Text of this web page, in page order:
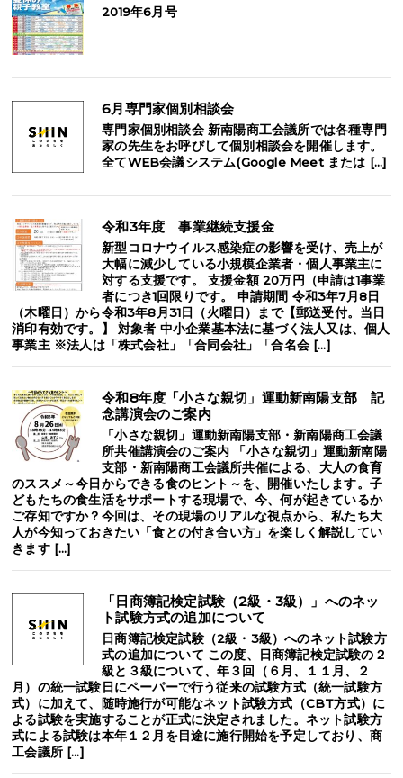
2019年6月号
6月専門家個別相談会
専門家個別相談会 新南陽商工会議所では各種専門
家の先生をお呼びして個別相談会を開催します。
全てWEB会議システム(Google Meet または […]
令和3年度 事業継続支援金
新型コロナウイルス感染症の影響を受け、売上が
大幅に減少している小規模企業者・個人事業主に
対する支援です。 支援金額 20万円（申請は1事業
者につき1回限りです。 申請期間 令和3年7月8日
（木曜日）から令和3年8月31日（火曜日）まで【郵送受付。当日
消印有効です。】 対象者 中小企業基本法に基づく法人又は、個人
事業主 ※法人は「株式会社」「合同会社」「合名会 […]
令和8年度「小さな親切」運動新南陽支部 記
念講演会のご案内
「小さな親切」運動新南陽支部・新南陽商工会議
所共催講演会のご案内 「小さな親切」運動新南陽
支部・新南陽商工会議所共催による、大人の食育
のススメ～今日からできる食のヒント～を、開催いたします。子
どもたちの食生活をサポートする現場で、今、何が起きているか
ご存知ですか？今回は、その現場のリアルな視点から、私たち大
人が今知っておきたい「食との付き合い方」を楽しく解説してい
きます […]
「日商簿記検定試験（2級・3級）」へのネッ
ト試験方式の追加について
日商簿記検定試験（2級・3級）へのネット試験方
式の追加について この度、日商簿記検定試験の２
級と３級について、年３回（６月、１１月、２
月）の統一試験日にペーパーで行う従来の試験方式（統一試験方
式）に加えて、随時施行が可能なネット試験方式（CBT方式）に
よる試験を実施することが正式に決定されました。ネット試験方
式による試験は本年１２月を目途に施行開始を予定しており、商
工会議所 […]